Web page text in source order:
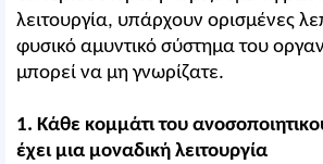
λειτουργία, υπάρχουν ορισμένες
φυσικό αμυντικό σύστημα του
μπορεί να μη γνωρίζατε.
1. Κάθε κομμάτι του
έχει μια μοναδική λειτουργία